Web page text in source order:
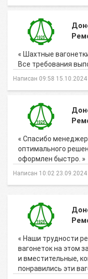
« Шахтные
Все требования
Написан 09:58 15.10.2024
« Спасибо
оптимального
оформлен быстро. »
Написан 10:02 23.09.2024
« Наши трудности
вагонеток на этом
и вместительные,
понравились эти